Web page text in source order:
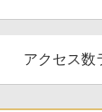
アクセス数